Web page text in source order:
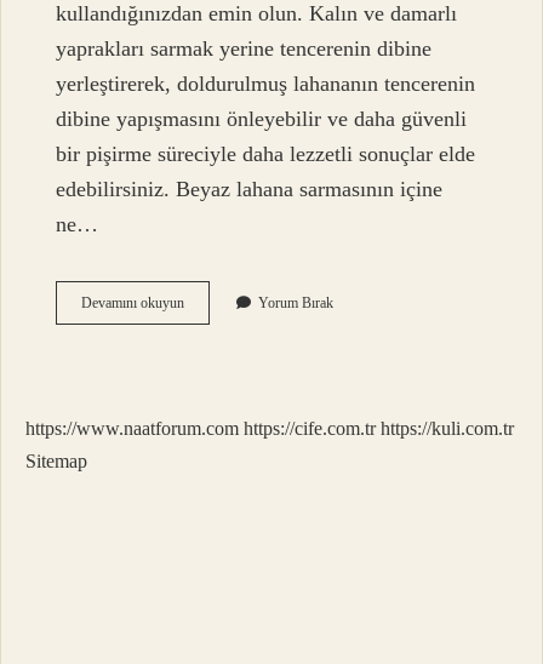
kullandığınızdan emin olun. Kalın ve damarlı
yaprakları sarmak yerine tencerenin dibine
yerleştirerek, doldurulmuş lahananın tencerenin
dibine yapışmasını önleyebilir ve daha güvenli
bir pişirme süreciyle daha lezzetli sonuçlar elde
edebilirsiniz. Beyaz lahana sarmasının içine
ne…
Devamını okuyunBeyaz
Lahana
Yorum Bırak
https://www.naatforum.com https://cife.com.tr https://kuli.com.tr
Sitemap